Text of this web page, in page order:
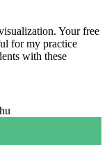
Your free
for my practice
with these